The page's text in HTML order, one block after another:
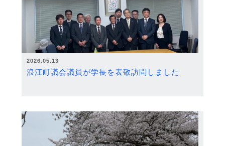
2026.05.13
浪江町議会議員が学長を表敬訪問しました